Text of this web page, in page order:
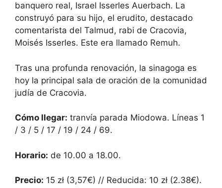
banquero real, Israel Isserles Auerbach. La
construyó para su hijo, el erudito, destacado
comentarista del Talmud, rabi de Cracovia,
Moisés Isserles. Este era llamado Remuh.
Tras una profunda renovación, la sinagoga es
hoy la principal sala de oración de la comunidad
judía de Cracovia.
Cómo llegar: tranvía parada Miodowa. Líneas 1
/ 3 / 5 / 17 / 19 / 24 / 69.
Horario: de 10.00 a 18.00.
Precio: 15 zł (3,57€) // Reducida: 10 zł (2.38€).